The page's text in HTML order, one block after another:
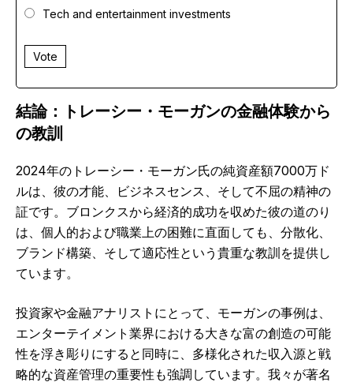
Tech and entertainment investments
Vote
結論：トレーシー・モーガンの金融体験から
の教訓
2024年のトレーシー・モーガン氏の純資産額7000万ド
ルは、彼の才能、ビジネスセンス、そして不屈の精神の
証です。ブロンクスから経済的成功を収めた彼の道のり
は、個人的および職業上の困難に直面しても、分散化、
ブランド構築、そして適応性という貴重な教訓を提供し
ています。
投資家や金融アナリストにとって、モーガンの事例は、
エンターテイメント業界における大きな富の創造の可能
性を浮き彫りにすると同時に、多様化された収入源と戦
略的な資産管理の重要性も強調しています。我々が著名